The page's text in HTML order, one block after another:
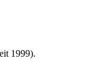
1999).